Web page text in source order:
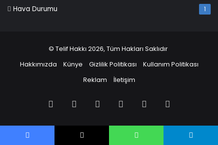
Hava Durumu 1
© Telif Hakkı 2026, Tüm Hakları Saklıdır
Hakkımızda
Künye Gizlilik Politikası
Kullanım Politikası
Reklam
İletişim
Facebook PinterestLinkedInYouTube